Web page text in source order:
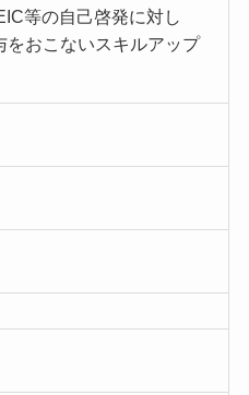
等の自己啓発に対し
をおこないスキルアップ